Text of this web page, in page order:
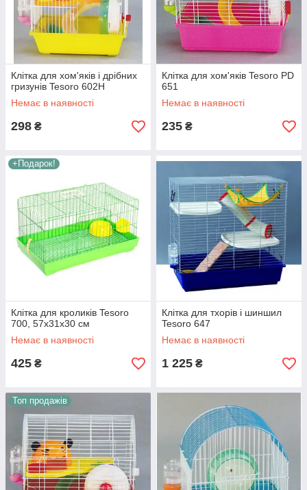
Клітка для хом'яків і дрібних
гризунів Tesoro 602H
Немає в наявності
298 ₴
Клітка для хом'яків Tesoro PD
651
Немає в наявності
235 ₴
+Подарок!
Клітка для кроликів Tesoro
700, 57х31х30 см
Немає в наявності
425 ₴
Клітка для тхорів і шиншил
Tesoro 647
Немає в наявності
1 225 ₴
Топ продажів